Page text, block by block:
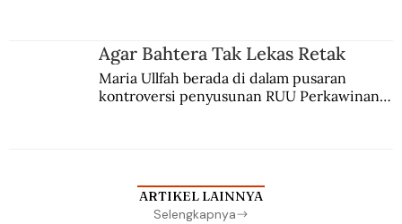
Agar Bahtera Tak Lekas Retak
Maria Ullfah berada di dalam pusaran
kontroversi penyusunan RUU Perkawinan.
ARTIKEL LAINNYA
Selengkapnya